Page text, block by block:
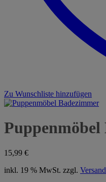
Zu Wunschliste hinzufügen
15,99 €
inkl. 19 % MwSt. zzgl.